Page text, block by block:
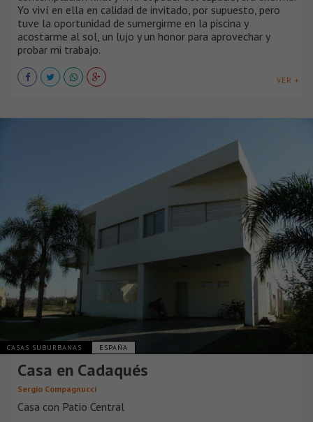
Yo viví en ella en calidad de invitado, por supuesto, pero
tuve la oportunidad de sumergirme en la piscina y
acostarme al sol, un lujo y un honor para aprovechar y
probar mi trabajo.
VER +
CASAS SUBURBANAS ESPAÑA
Casa en Cadaqués
Sergio Compagnucci
Casa con Patio Central